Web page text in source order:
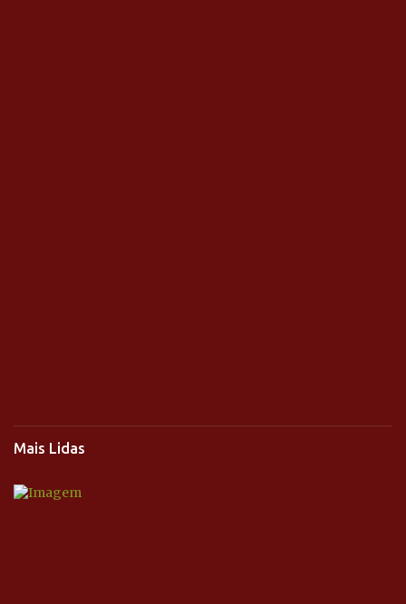
Mais Lidas